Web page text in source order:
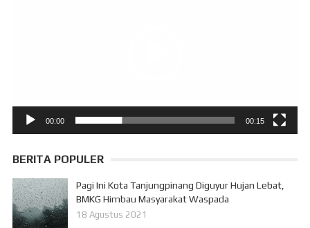
00:00 00:15
BERITA POPULER
Pagi Ini Kota Tanjungpinang Diguyur Hujan Lebat,
BMKG Himbau Masyarakat Waspada
18 Agustus 2021